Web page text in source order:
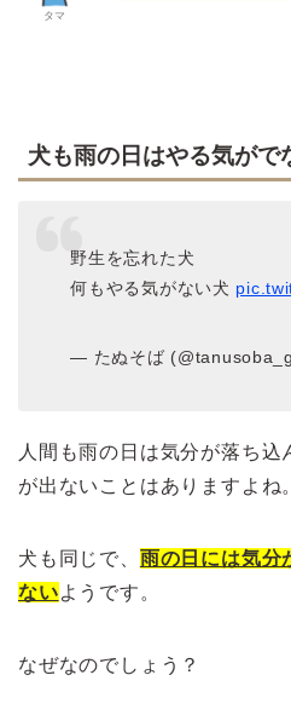
タマ
犬も雨の日はやる気がで
野生を忘れた犬
何もやる気がない犬
— たぬそば
人間も雨の日は気分が落ち
が出ないことはありますよね。
犬も同じで、 雨の日には気分
ないようです。
なぜなのでしょう？